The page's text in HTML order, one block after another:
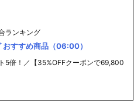
ランキング
おすすめ商品（06:00）
5倍！／【35%OFFクーポンで69,800